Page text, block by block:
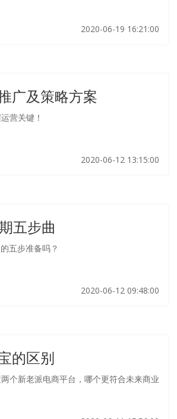
2020-06-19 16:21:00
广及策略方案
营关键！
2020-06-12 13:15:00
五步曲
五步准备吗？
2020-06-12 09:48:00
的区别
个新老派电商平台，哪个更符合未来商业